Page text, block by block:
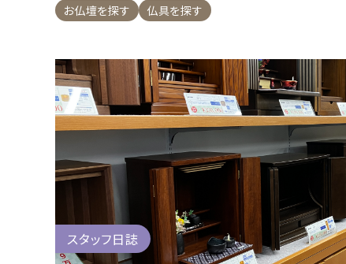
お仏壇を探す 仏具を探す
スタッフ日誌